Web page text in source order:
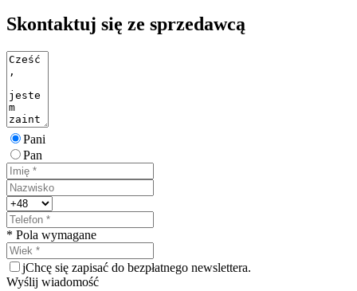
Skontaktuj się ze sprzedawcą
Pani
Pan
* Pola wymagane
jChcę się zapisać do bezpłatnego newslettera.
Wyślij wiadomość